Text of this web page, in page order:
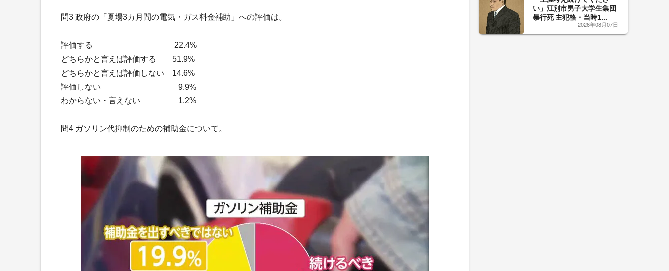
問3 政府の「夏場3カ月間の電気・ガス料金補助」への評価は。
評価する 22.4%
どちらかと言えば評価する 51.9%
どちらかと言えば評価しない 14.6%
評価しない 9.9%
わからない・言えない 1.2%
問4 ガソリン代抑制のための補助金について。
い」江別市男子大学生集団
暴行死 主犯格・当時1...
2026年08月07日